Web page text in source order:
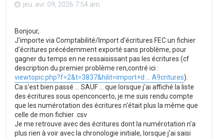
jeu. avr. 09, 2026 7:54 am
Bonjour,
J'importe via Comptabilité/Import d'écritures FEC un fichier
d'écritures précédemment exporté sans problème, pour
gagner du temps en ne ressaisissant pas les écritures (cf
description du premier problème ren,contré ici :
viewtopic.php?f=2&t=3837&hilit=import+d ... A9critures).
Ca s'est bien passé ... SAUF ... que lorsque j'ai affiché la liste
des écritures sous openconcerto, je me suis rendu compte
que les numérotation des écritures n'était plus la même que
celle de mon fichier .csv
Je me retrouve avec des écritures dont la numérotation n'a
plus rien à voir avec la chronologie initiale, lorsque j'ai saisi